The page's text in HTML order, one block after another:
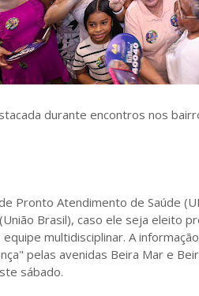
durante encontros nos
Pronto Atendimento de Saúde
Brasil), caso ele seja eleito
multidisciplinar. A
pelas avenidas Beira Mar e
sábado.